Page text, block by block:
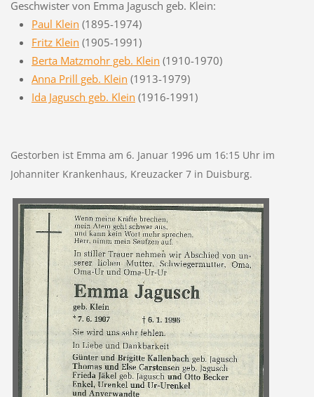
Geschwister von Emma Jagusch geb. Klein:
Paul Klein (1895-1974)
Fritz Klein (1905-1991)
Berta Matzmohr geb. Klein (1910-1970)
Anna Prill geb. Klein (1913-1979)
Ida Jagusch geb. Klein (1916-1991)
Gestorben ist Emma am 6. Januar 1996 um 16:15 Uhr im
Johanniter Krankenhaus, Kreuzacker 7 in Duisburg.